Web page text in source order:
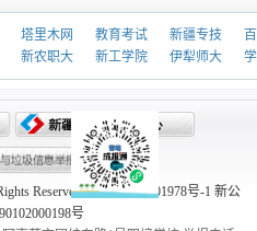
塔里木网 教育考试 新疆专技
新农职大 新工学院 伊犁师大
Reserved. 新ICP备10001978号-1 新公
号